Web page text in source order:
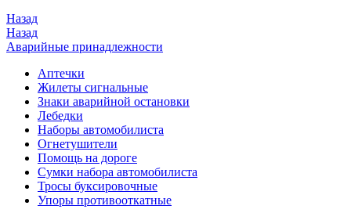
Назад
Назад
Аварийные принадлежности
Аптечки
Жилеты сигнальные
Знаки аварийной остановки
Лебедки
Наборы автомобилиста
Огнетушители
Помощь на дороге
Сумки набора автомобилиста
Тросы буксировочные
Упоры противооткатные